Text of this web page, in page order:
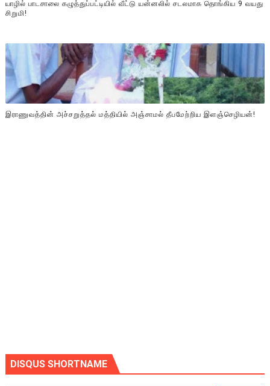
யாழில் பாடசாலை கழுத்துப்பட்டியில் வீட்டு யன்னலில் சடலமாக தொங்கிய 9 வயது
சிறுமி!
இராணுவத்தின் அச்சறுத்தல் மத்தியில் அஞ்சாமல் தீபமேற்றிய இளஞ்செழியன்!
DISQUS SHORTNAME